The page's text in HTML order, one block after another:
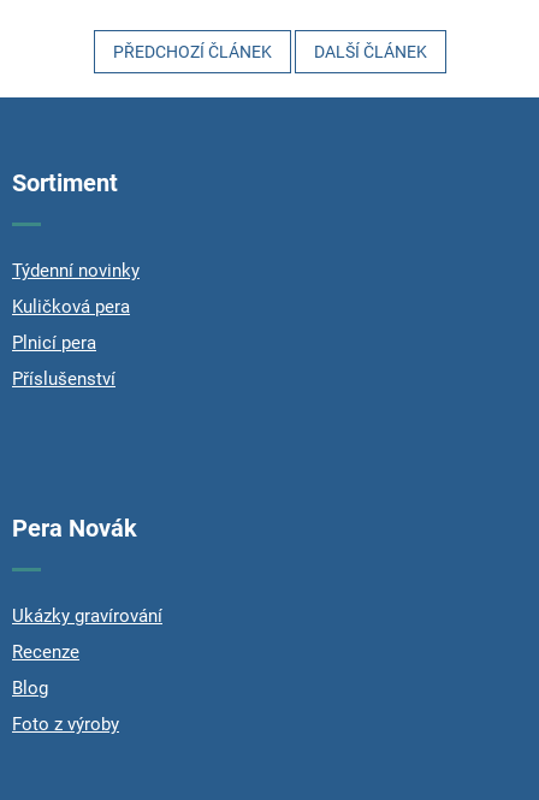
PŘEDCHOZÍ ČLÁNEK DALŠÍ ČLÁNEK
Sortiment
Týdenní novinky
Kuličková pera
Plnicí pera
Příslušenství
Pera Novák
Ukázky gravírování
Recenze
Blog
Foto z výroby